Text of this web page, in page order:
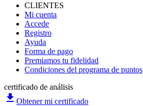
CLIENTES
Mi cuenta
Accede
Registro
Ayuda
Forma de pago
Premiamos tu fidelidad
Condiciones del programa de puntos
certificado de análisis
file_download Obtener mi certificado